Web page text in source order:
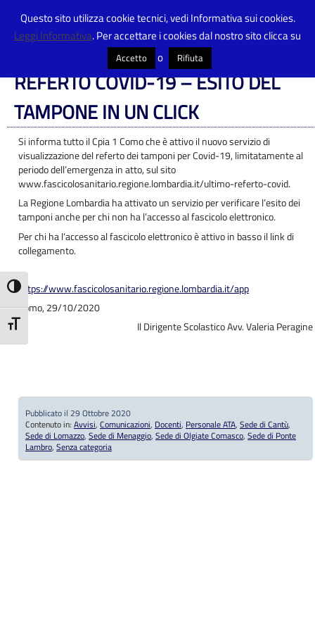
Attiva/disattiva alto contrasto
Attiva/disattiva dimensione testo
Centro Provinciale Istruzione Adulti>Articoli>Avvisi >REFERTO COVID-19 –
ESITO DEL TAMPONE IN UN CLICK
REFERTO COVID-19 – ESITO DEL
TAMPONE IN UN CLICK
Si informa tutto il Cpia 1 Como che è attivo il nuovo servizio di
visualizzazione del referto dei tamponi per Covid-19, limitatamente al
periodo dell’emergenza in atto, sul sito
www.fascicolosanitario.regione.lombardia.it/ultimo-referto-covid.
La Regione Lombardia ha attivato un servizio per verificare l’esito dei
tamponi anche per chi non ha l’accesso al fascicolo elettronico.
Per chi ha l’accesso al fascicolo elettronico è attivo in basso il link di
collegamento.
https://www.fascicolosanitario.regione.lombardia.it/app
Como, 29/10/2020
Il Dirigente Scolastico Avv. Valeria Peragine
Pubblicato il 29 Ottobre 2020
Contenuto in: Avvisi, Comunicazioni, Docenti, Personale ATA, Sede di Cantù,
Sede di Lomazzo, Sede di Menaggio, Sede di Olgiate Comasco, Sede di Ponte
Lambro, Senza categoria
Questo sito utilizza cookie tecnici, vedi Informativa sui cookies.
Leggi Informativa. Per accettare i cookies dal nostro sito clicca su
Accetto o Rifiuta